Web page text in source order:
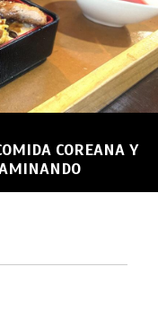
COREANA Y